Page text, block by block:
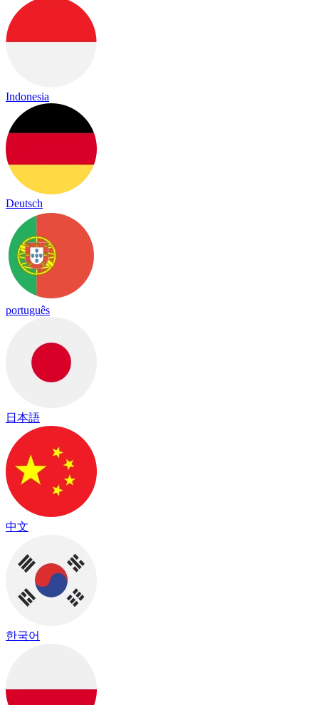
Indonesia
Deutsch
português
日本語
中文
한국어